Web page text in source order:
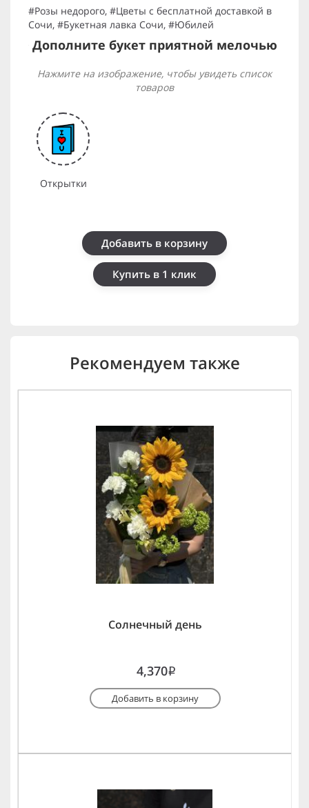
#Розы недорого, #Цветы с бесплатной доставкой в
Сочи, #Букетная лавка Сочи, #Юбилей
Дополните букет приятной мелочью
Нажмите на изображение, чтобы увидеть список
товаров
Открытки
Добавить в корзину
Купить в 1 клик
Рекомендуем также
Солнечный день
4,370i
Добавить в корзину